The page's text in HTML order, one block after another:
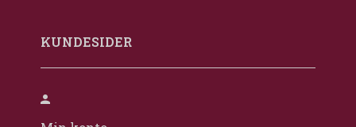
KUNDESIDER